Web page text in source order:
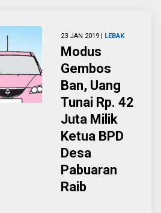
23 JAN 2019 | LEBAK
Modus
Gembos
Ban, Uang
Tunai Rp. 42
Juta Milik
Ketua BPD
Desa
Pabuaran
Raib